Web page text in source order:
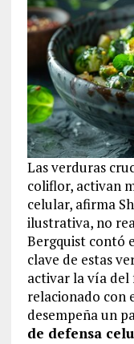
Las verduras
coliflor, activan
celular, afirma
ilustrativa, no
Bergquist contó
clave de estas
activar la vía
relacionado con
desempeña un
de defensa